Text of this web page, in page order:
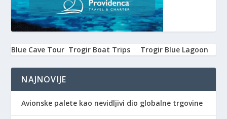
Blue Cave Tour Trogir Boat Trips Trogir Blue Lagoon
NAJNOVIJE
Avionske palete kao nevidljivi dio globalne trgovine